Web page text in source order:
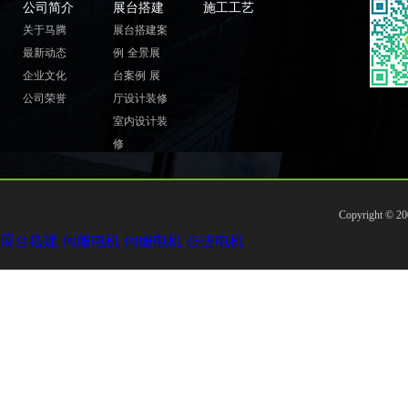
公司简介
关于马腾
最新动态
企业文化
公司荣誉
展台搭建
展台搭建案
例 全景展
台案例 展
厅设计装修
室内设计装
修
施工工艺
Copyright ©
展台搭建 伺服电机 伺服电机 步进电机